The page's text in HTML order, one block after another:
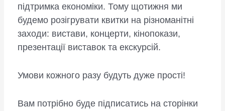
підтримка економіки. Тому щотижня ми
будемо розігрувати квитки на різноманітні
заходи: вистави, концерти, кінопокази,
презентації виставок та екскурсій.
Умови кожного разу будуть дуже прості!
Вам потрібно буде підписатись на сторінки